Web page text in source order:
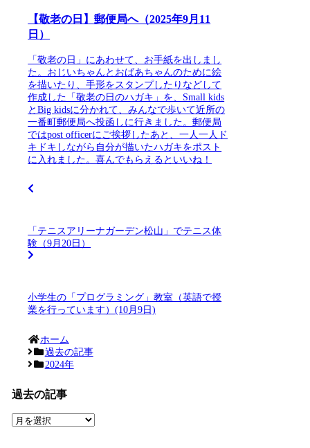
【敬老の日】郵便局へ（2025年9月11
日）
「敬老の日」にあわせて、お手紙を出しまし
た。おじいちゃんとおばあちゃんのために絵
を描いたり、手形をスタンプしたりなどして
作成した「敬老の日のハガキ」を、Small kids
とBig kidsに分かれて、みんなで歩いて近所の
一番町郵便局へ投函しに行きました。郵便局
ではpost officerにご挨拶したあと、一人一人ド
キドキしながら自分が描いたハガキをポスト
に入れました。喜んでもらえるといいね！
「テニスアリーナガーデン松山」でテニス体
験（9月20日）
小学生の「プログラミング」教室（英語で授
業を行っています）(10月9日)
ホーム
過去の記事
2024年
過去の記事
過